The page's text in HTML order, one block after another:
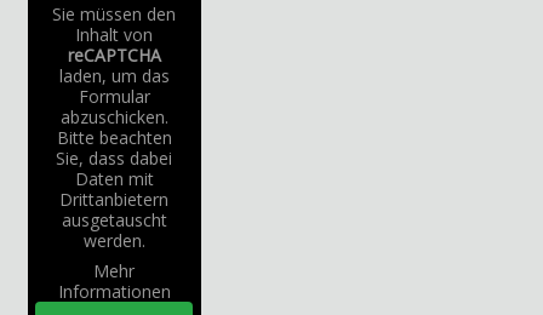
Sie müssen den
Inhalt von
reCAPTCHA
laden, um das
Formular
abzuschicken.
Bitte beachten
Sie, dass dabei
Daten mit
Drittanbietern
ausgetauscht
werden.
Mehr
Informationen